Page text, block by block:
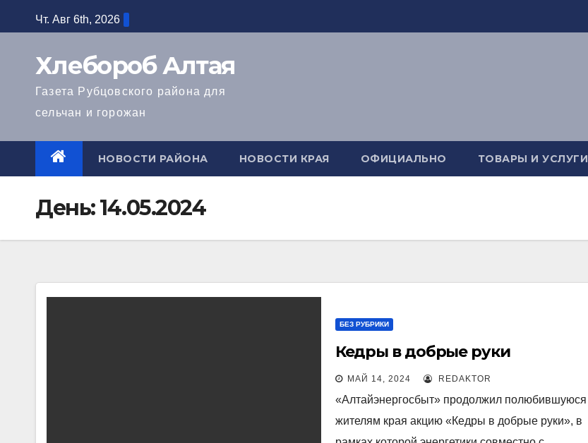
к
Чт. Авг 6th, 2026
Хлебороб Алтая
Газета Рубцовского района для
сельчан и горожан
НОВОСТИ РАЙОНА НОВОСТИ КРАЯ ОФИЦИАЛЬНО ТОВАРЫ И УСЛУГИ
День:14.05.2024
БЕЗ РУБРИКИ
Кедры в добрые руки
МАЙ 14, 2024 REDAKTOR
«Алтайэнергосбыт» продолжил полюбившуюся
жителям края акцию «Кедры в добрые руки», в